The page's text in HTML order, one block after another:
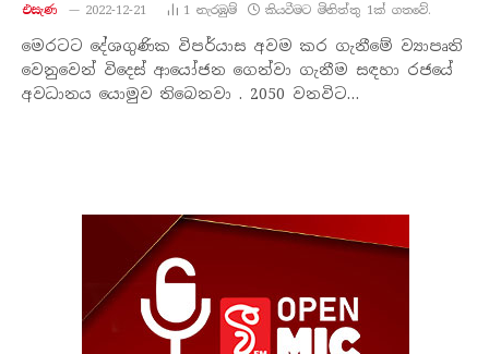
එසැණ 2022-12-21 1 නැරඹු​ම් කියවීමට මිනිත්තු 1ක් ගතවේ.
මෙරටට දේශගුණික විපර්යාස අවම කර ගැනීමේ ව්‍යාපෘති
වෙනුවෙන් විදෙස් ආයෝජන ගෙන්වා ගැනීම සඳහා රජයේ
අවධානය යොමුව තිබෙනවා . 2050 වනවිට…